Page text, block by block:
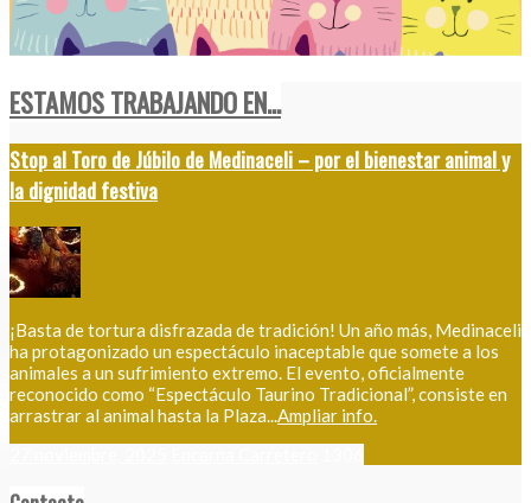
ESTAMOS TRABAJANDO EN...
Stop al Toro de Júbilo de Medinaceli – por el bienestar animal y
la dignidad festiva
¡Basta de tortura disfrazada de tradición! Un año más, Medinaceli
ha protagonizado un espectáculo inaceptable que somete a los
animales a un sufrimiento extremo. El evento, oficialmente
reconocido como “Espectáculo Taurino Tradicional”, consiste en
arrastrar al animal hasta la Plaza...Ampliar info.